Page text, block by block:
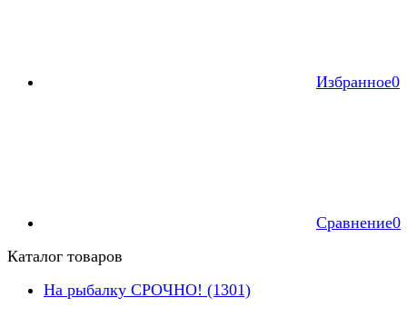
Избранное0
Сравнение0
Каталог товаров
На рыбалку СРОЧНО! (1301)